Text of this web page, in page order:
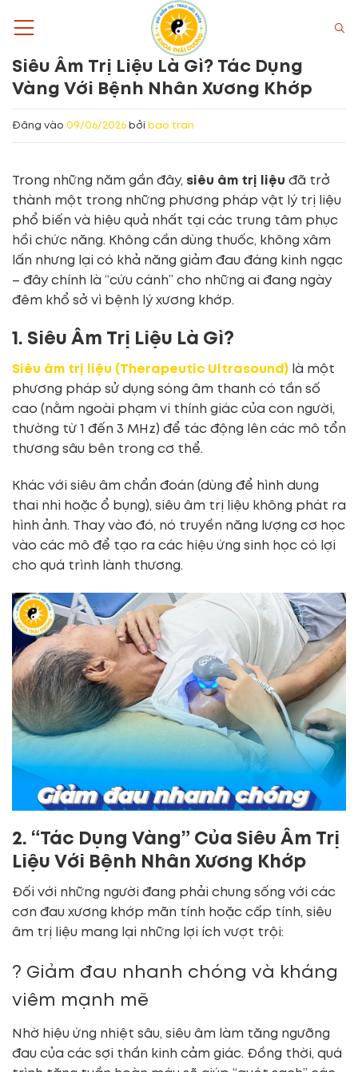
qua
dung
Siêu Âm Trị Liệu Là Gì? Tác Dụng
Vàng Với Bệnh Nhân Xương Khớp
Đăng vào 09/06/2026 bởi bao tran
Trong những năm gần đây, siêu âm trị liệu đã trở
thành một trong những phương pháp vật lý trị liệu
phổ biến và hiệu quả nhất tại các trung tâm phục
hồi chức năng. Không cần dùng thuốc, không xâm
lấn nhưng lại có khả năng giảm đau đáng kinh ngạc
– đây chính là “cứu cánh” cho những ai đang ngày
đêm khổ sở vì bệnh lý xương khớp.
1. Siêu Âm Trị Liệu Là Gì?
Siêu âm trị liệu (Therapeutic Ultrasound) là một
phương pháp sử dụng sóng âm thanh có tần số
cao (nằm ngoài phạm vi thính giác của con người,
thường từ 1 đến 3 MHz) để tác động lên các mô tổn
thương sâu bên trong cơ thể.
Khác với siêu âm chẩn đoán (dùng để hình dung
thai nhi hoặc ổ bụng), siêu âm trị liệu không phát ra
hình ảnh. Thay vào đó, nó truyền năng lượng cơ học
vào các mô để tạo ra các hiệu ứng sinh học có lợi
cho quá trình lành thương.
2. “Tác Dụng Vàng” Của Siêu Âm Trị
Liệu Với Bệnh Nhân Xương Khớp
Đối với những người đang phải chung sống với các
cơn đau xương khớp mãn tính hoặc cấp tính, siêu
âm trị liệu mang lại những lợi ích vượt trội:
? Giảm đau nhanh chóng và kháng
viêm mạnh mẽ
Nhờ hiệu ứng nhiệt sâu, siêu âm làm tăng ngưỡng
đau của các sợi thần kinh cảm giác. Đồng thời, quá